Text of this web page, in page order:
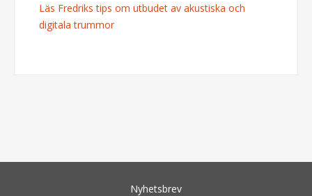
Läs Fredriks tips om utbudet av akustiska och
digitala trummor
Nyhetsbrev